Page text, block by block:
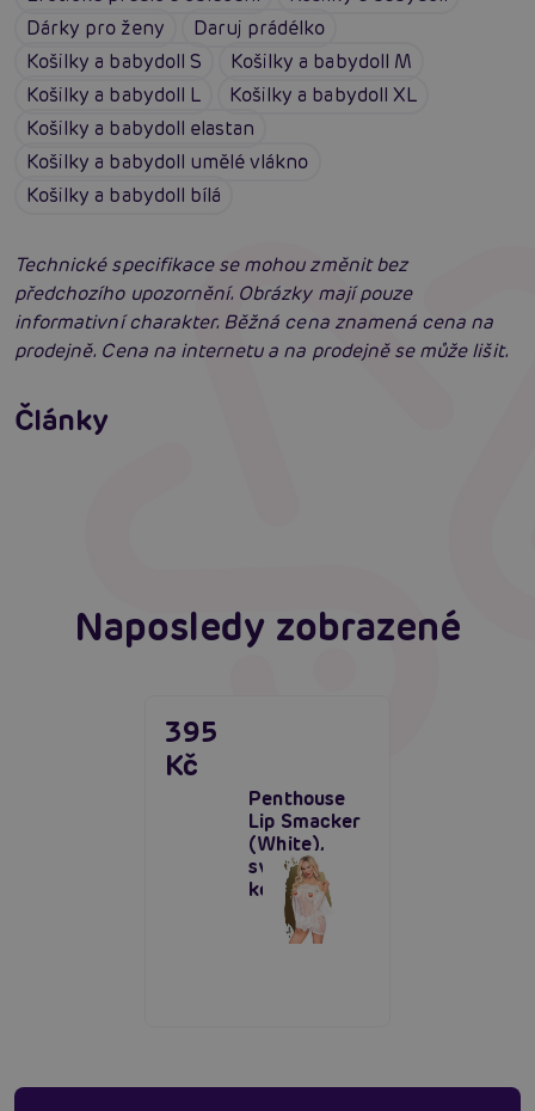
Dárky pro ženy
Daruj prádélko
Košilky a babydoll S
Košilky a babydoll M
Košilky a babydoll L
Košilky a babydoll XL
Košilky a babydoll elastan
Košilky a babydoll umělé vlákno
Košilky a babydoll bílá
Technické specifikace se mohou změnit bez
předchozího upozornění. Obrázky mají pouze
informativní charakter. Běžná cena znamená cena na
prodejně. Cena na internetu a na prodejně se může lišit.
Články
neodolatelně sexy
Číst více
Erotická inteligence: Příručka Sexiomů
Naposledy zobrazené
Penthouse
Lip Smacker
(White),
svůdná
košilka
395
Kč